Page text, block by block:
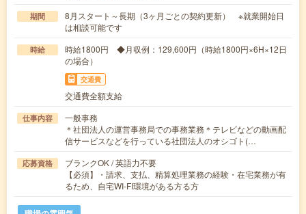
期間
8月スタート～長期（3ヶ月ごとの契約更新） ※就業開始日
は相談可能です
時給
時給1800円 ◆月収例：129,600円（時給1800円×6H×12日
の場合）
交通費
交通費全額支給
仕事内容
一般事務
＊社団法人の運営事務局での事務業務＊テレビなどの動画配
信サービスなどを行っている社団法人のオシゴト(…
応募資格
ブランクOK / 英語力不要
【必須】・請求、支払、精算処理業務の経験・在宅業務が有
るため、自宅WI-FI環境がある方る方